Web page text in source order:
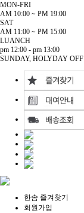
MON-FRI
AM 10:00 ~ PM 19:00
SAT
AM 11:00 ~ PM 15:00
LUANCH
pm 12:00 - pm 13:00
SUNDAY, HOLYDAY OFF
한솜 즐겨찾기
회원가입